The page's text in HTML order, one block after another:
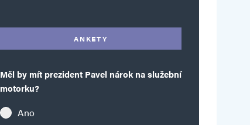
ANKETY
Měl by mít prezident Pavel nárok na služební
motorku?
Ano